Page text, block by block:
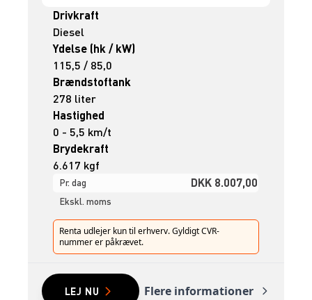
Drivkraft
Diesel
Ydelse (hk / kW)
115,5 / 85,0
Brændstoftank
278 liter
Hastighed
0 - 5,5 km/t
Brydekraft
6.617 kgf
Pr. dag DKK 8.007,00
Ekskl. moms
Renta udlejer kun til erhverv. Gyldigt CVR-
nummer er påkrævet.
LEJ NU Flere informationer